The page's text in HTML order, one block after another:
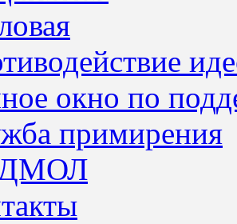
окно по
примирения